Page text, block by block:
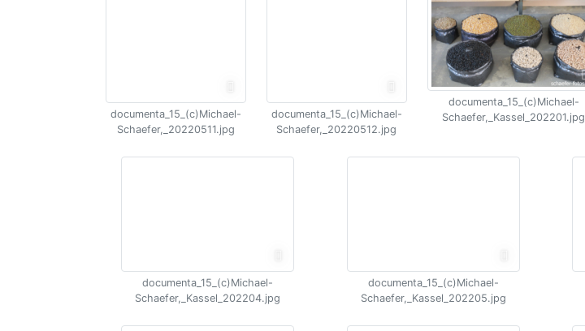
documenta_15_(c)Michael-
Schaefer,_20220511.jpg
documenta_15_(c)Michael-
Schaefer,_20220512.jpg
documenta_15_(c)Michael-
Schaefer,_Kassel_202201.jpg
documenta_15_(c)Michael-
Schaefer,_Kassel_202204.jpg
documenta_15_(c)Michael-
Schaefer,_Kassel_202205.jpg